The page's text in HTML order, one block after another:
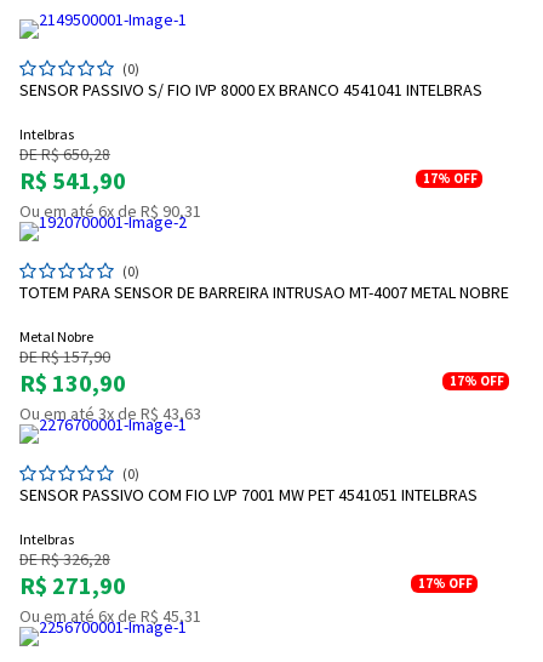
(0)
SENSOR PASSIVO S/ FIO IVP 8000 EX BRANCO 4541041 INTELBRAS
Intelbras
DE R$ 650,28
R$ 541,90 17% OFF
Ou em até 6x de R$ 90,31
(0)
TOTEM PARA SENSOR DE BARREIRA INTRUSAO MT-4007 METAL NOBRE
Metal Nobre
DE R$ 157,90
R$ 130,90 17% OFF
Ou em até 3x de R$ 43,63
(0)
SENSOR PASSIVO COM FIO LVP 7001 MW PET 4541051 INTELBRAS
Intelbras
DE R$ 326,28
R$ 271,90 17% OFF
Ou em até 6x de R$ 45,31